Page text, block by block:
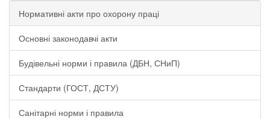
Нормативні акти про охорону праці
Основні законодавчі акти
Будівельні норми і правила (ДБН, СНиП)
Стандарти (ГОСТ, ДСТУ)
Санітарні норми і правила